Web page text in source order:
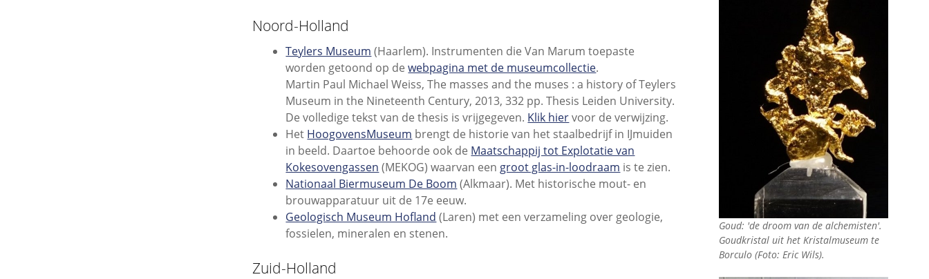
Noord-Holland
Teylers Museum (Haarlem). Instrumenten die Van Marum toepaste
worden getoond op dewebpagina met de museumcollectie.
Martin Paul Michael Weiss, The masses and the muses : a history of Teylers
Museum in the Nineteenth Century, 2013, 332 pp. Thesis Leiden University.
De volledige tekst van de thesis is vrijgegeven. Klik hiervoor de verwijzing.
Het HoogovensMuseum brengt de historie van het staalbedrijf in IJmuiden
in beeld. Daartoe behoorde ook de Maatschappij tot Explotatie van
Kokesovengassen (MEKOG) waarvan een groot glas-in-loodraam is te zien.
Nationaal Biermuseum De Boom (Alkmaar). Met historische mout- en
brouwapparatuur uit de 17e eeuw.
Geologisch Museum Hofland (Laren) met een verzameling over geologie,
fossielen, mineralen en stenen.
Zuid-Holland
Goud: 'de droom van de alchemisten'.
Goudkristal uit het Kristalmuseum te
Borculo (Foto: Eric Wils).